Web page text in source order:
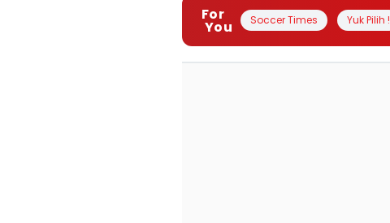
For
You Soccer Times Yuk Pilih !